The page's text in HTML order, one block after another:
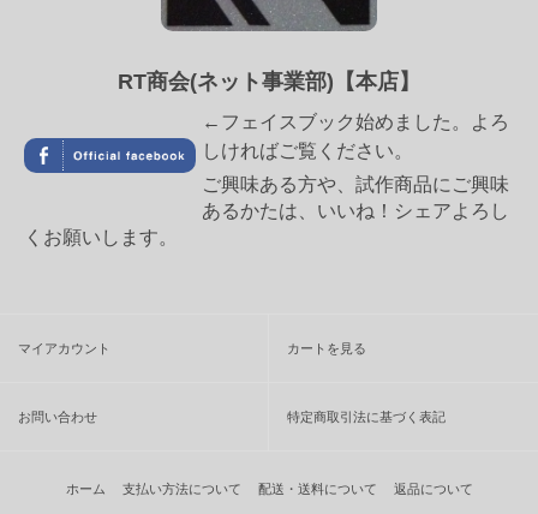
RT商会(ネット事業部)【本店】
←フェイスブック始めました。よろ
しければご覧ください。
ご興味ある方や、試作商品にご興味
あるかたは、いいね！シェアよろし
くお願いします。
マイアカウント カートを見る
お問い合わせ 特定商取引法に基づく表記
ホーム 支払い方法について 配送・送料について 返品について